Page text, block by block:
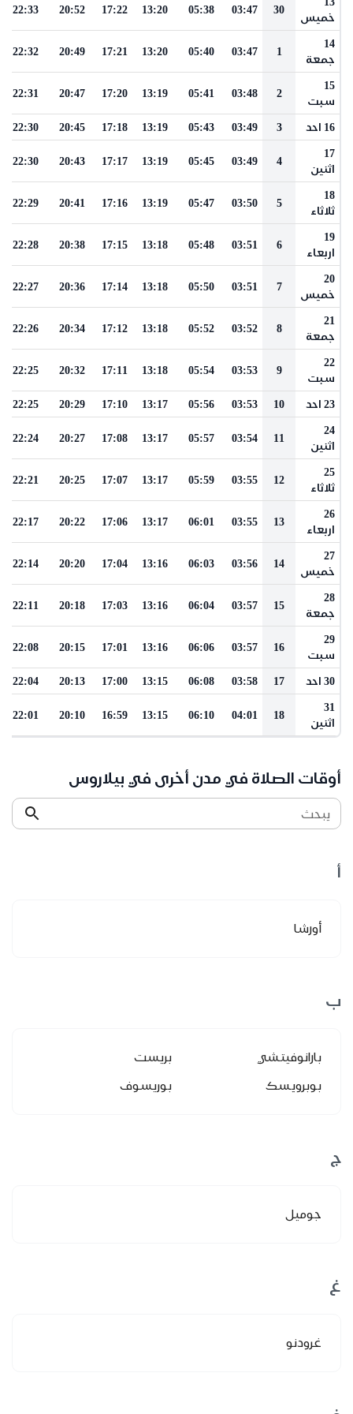
خميس
30
03:47
05:38
13:20
17:22
20:52
22:33
14
جمعة
1
03:47
05:40
13:20
17:21
20:49
22:32
15
سبت
2
03:48
05:41
13:19
17:20
20:47
22:31
16 احد 3
03:49
05:43
13:19
17:18
20:45
22:30
17
اثنين
4
03:49
05:45
13:19
17:17
20:43
22:30
18
ثلاثاء
5
03:50
05:47
13:19
17:16
20:41
22:29
19
اربعاء
6
03:51
05:48
13:18
17:15
20:38
22:28
20
خميس
7
03:51
05:50
13:18
17:14
20:36
22:27
21
جمعة
8
03:52
05:52
13:18
17:12
20:34
22:26
22
سبت
9
03:53
05:54
13:18
17:11
20:32
22:25
23 احد 10
03:53
05:56
13:17
17:10
20:29
22:25
24
اثنين
11
03:54
05:57
13:17
17:08
20:27
22:24
25
ثلاثاء
12
03:55
05:59
13:17
17:07
20:25
22:21
26
اربعاء
13
03:55
06:01
13:17
17:06
20:22
22:17
27
خميس
14
03:56
06:03
13:16
17:04
20:20
22:14
28
جمعة
15
03:57
06:04
13:16
17:03
20:18
22:11
29
سبت
16
03:57
06:06
13:16
17:01
20:15
22:08
30 احد 17
03:58
06:08
13:15
17:00
20:13
22:04
31
اثنين
18
04:01
06:10
13:15
16:59
20:10
22:01
أوقات الصلاة في مدن أخرى في بيلاروس
يبحث
أ
أورشا
ب
بارانوفيتشي
بريست
بوبرويسك
بوريسوف
ج
جوميل
غ
غرودنو